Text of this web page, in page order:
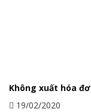
Không xuất hóa
19/02/2020